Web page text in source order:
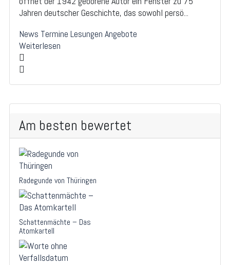
Jahren deutscher Geschichte, das sowohl persö...
News Termine Lesungen Angebote
Weiterlesen
Am besten bewertet
Radegunde von Thüringen
Schattenmächte – Das
Atomkartell